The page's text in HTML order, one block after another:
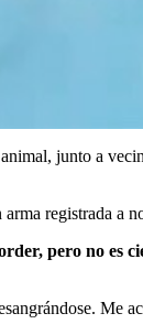
junto a
registrada a
pero no es
Me